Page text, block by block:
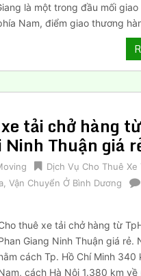
là một trong đầu mối giao
Nam, điểm giao thương
tải chở hàng từ
Ninh Thuận giá
Dịch Vụ Cho Thuê Xe
, Vận Chuyển Ở Bình Dương
thuê xe tải chở hàng từ
Giang Ninh Thuận giá rẻ.
cách Tp. Hồ Chí Minh 340
cách Hà Nội 1.380 km về